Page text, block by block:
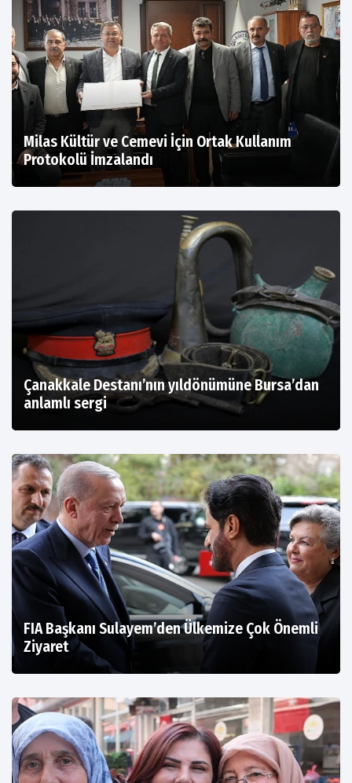
Milas Kültür ve Cemevi İçin Ortak Kullanım
Protokolü İmzalandı
Çanakkale Destanı’nın yıldönümüne Bursa’dan
anlamlı sergi
FIA Başkanı Sulayem’den Ülkemize Çok Önemli
Ziyaret